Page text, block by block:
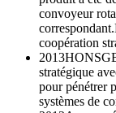
convoyeur
coopération
2013
stratégique
pour pénétrer
systèmes de